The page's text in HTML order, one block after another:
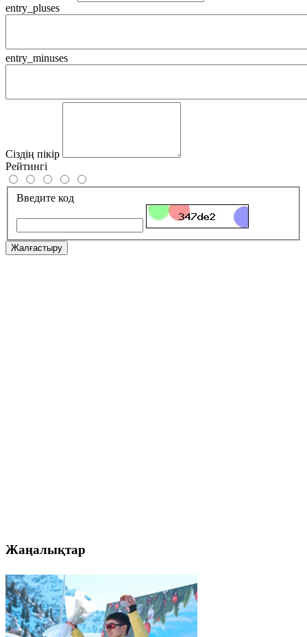
entry_pluses
entry_minuses
Сіздің пікір
Рейтингі
Введите код
Жалғастыру
Жаңалықтар